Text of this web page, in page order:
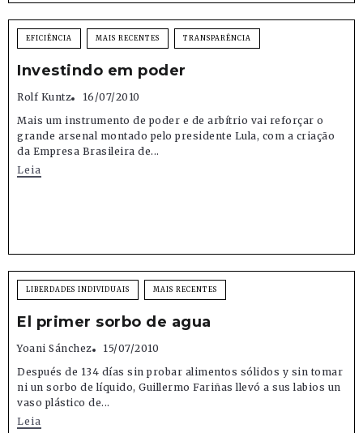
EFICIÊNCIA MAIS RECENTES TRANSPARÊNCIA
Investindo em poder
Rolf Kuntz
16/07/2010
Mais um instrumento de poder e de arbítrio vai reforçar o
grande arsenal montado pelo presidente Lula, com a criação
da Empresa Brasileira de...
Leia
LIBERDADES INDIVIDUAIS MAIS RECENTES
El primer sorbo de agua
Yoani Sánchez
15/07/2010
Después de 134 días sin probar alimentos sólidos y sin tomar
ni un sorbo de líquido, Guillermo Fariñas llevó a sus labios un
vaso plástico de...
Leia